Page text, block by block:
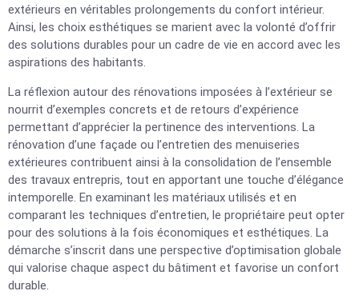
extérieurs en véritables prolongements du confort intérieur.
Ainsi, les choix esthétiques se marient avec la volonté d’offrir
des solutions durables pour un cadre de vie en accord avec les
aspirations des habitants.
La réflexion autour des rénovations imposées à l’extérieur se
nourrit d’exemples concrets et de retours d’expérience
permettant d’apprécier la pertinence des interventions. La
rénovation d’une façade ou l’entretien des menuiseries
extérieures contribuent ainsi à la consolidation de l’ensemble
des travaux entrepris, tout en apportant une touche d’élégance
intemporelle. En examinant les matériaux utilisés et en
comparant les techniques d’entretien, le propriétaire peut opter
pour des solutions à la fois économiques et esthétiques. La
démarche s’inscrit dans une perspective d’optimisation globale
qui valorise chaque aspect du bâtiment et favorise un confort
durable.